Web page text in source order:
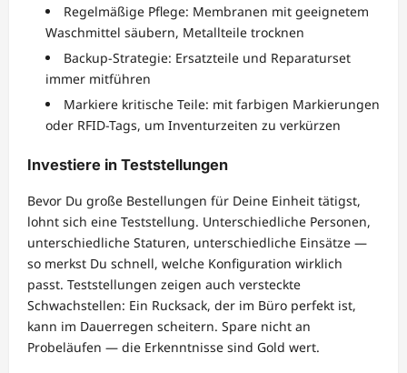
Regelmäßige Pflege: Membranen mit geeignetem
Waschmittel säubern, Metallteile trocknen
Backup-Strategie: Ersatzteile und Reparaturset
immer mitführen
Markiere kritische Teile: mit farbigen Markierungen
oder RFID-Tags, um Inventurzeiten zu verkürzen
Investiere in Teststellungen
Bevor Du große Bestellungen für Deine Einheit tätigst,
lohnt sich eine Teststellung. Unterschiedliche Personen,
unterschiedliche Staturen, unterschiedliche Einsätze —
so merkst Du schnell, welche Konfiguration wirklich
passt. Teststellungen zeigen auch versteckte
Schwachstellen: Ein Rucksack, der im Büro perfekt ist,
kann im Dauerregen scheitern. Spare nicht an
Probeläufen — die Erkenntnisse sind Gold wert.